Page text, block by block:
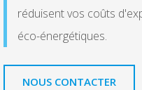
réduisent vos coûts
éco-énergétiques.
NOUS CONTACTER